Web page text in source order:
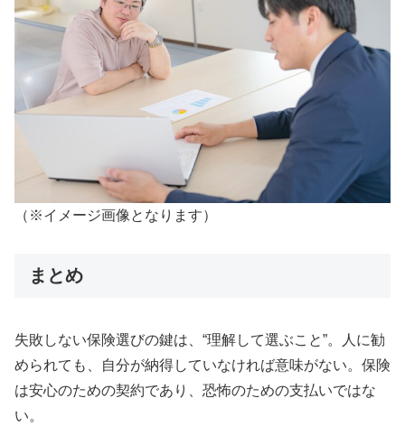
（※イメージ画像となります）
まとめ
失敗しない保険選びの鍵は、“理解して選ぶこと”。人に勧
められても、自分が納得していなければ意味がない。保険
は安心のための契約であり、恐怖のための支払いではな
い。